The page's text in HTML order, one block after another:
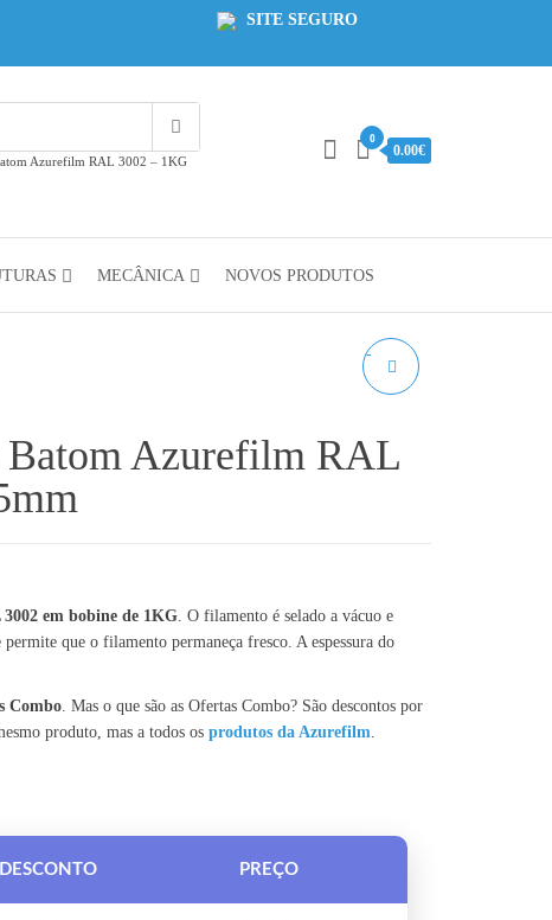
SITE SEGURO
Azurefilm RAL 3002 – 1KG
0
0.00€
MECÂNICA NOVOS PRODUTOS
Batom Azurefilm RAL
em bobine de 1KG. O filamento é selado a vácuo e
que o filamento permaneça fresco. A espessura do
Combo. Mas o que são as Ofertas Combo? São descontos por
produto, mas a todos os produtos da Azurefilm.
DESCONTO PREÇO